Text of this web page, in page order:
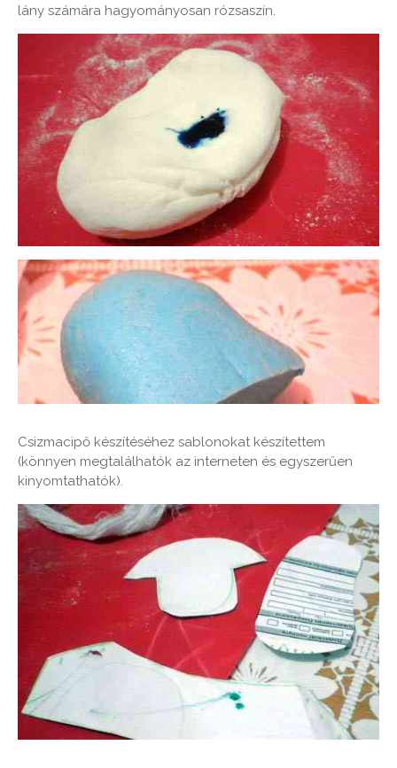
lány számára hagyományosan rózsaszín.
Csizmacipő készítéséhez sablonokat készítettem
(könnyen megtalálhatók az interneten és egyszerűen
kinyomtathatók).